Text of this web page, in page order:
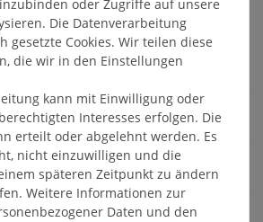
Versandkosten
oder Zugriffe auf unsere
Die Datenverarbeitung
gesetzte Cookies. Wir teilen diese
die wir in den Einstellungen
kann mit Einwilligung oder
Interesses erfolgen. Die
erteilt oder abgelehnt werden. Es
nicht einzuwilligen und die
späteren Zeitpunkt zu ändern
Weitere Informationen zur
Daten und den